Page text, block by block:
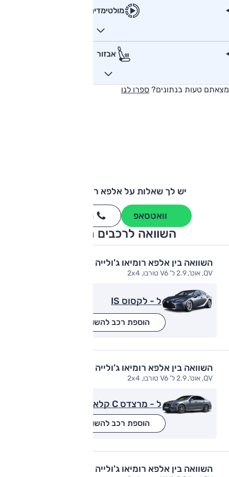
מולטימדיה
אבזור
מצאתם טעות בנתונים? ספרו לנו
יש לך שאלות על אלפא רומיאו ג'ולייה?
וואטסאפ חייגו
השוואה לרכבים מתחרים
השוואה בין אלפא רומיאו ג'ולייה
QV, אוט', 2.9 ל' V6 טורבו, 2x4
ל - לקסוס IS
הוספת רכב להשוואה
השוואה בין אלפא רומיאו ג'ולייה
QV, אוט', 2.9 ל' V6 טורבו, 2x4
ל - מרצדס C קלאס
הוספת רכב להשוואה
השוואה בין אלפא רומיאו ג'ולייה